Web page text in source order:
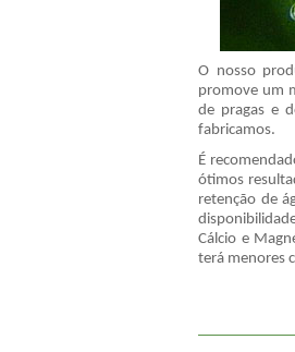
O nosso
promove um
de pragas e
fabricamos.
É
ótimos
retenção de
Cálcio e
terá menores